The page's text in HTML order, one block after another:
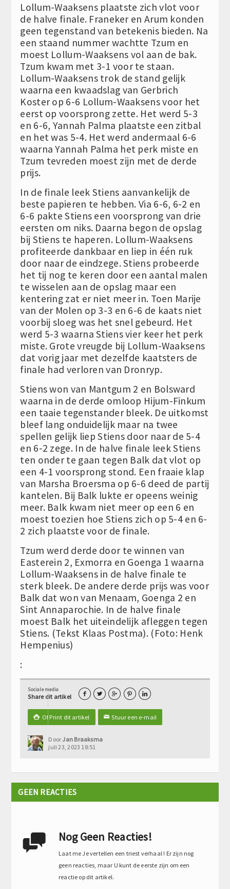
Lollum-Waaksens plaatste zich vlot voor
de halve finale. Franeker en Arum konden
geen tegenstand van betekenis bieden. Na
een staand nummer wachtte Tzum en
moest Lollum-Waaksens vol aan de bak.
Tzum kwam met 3-1 voor te staan.
Lollum-Waaksens trok de stand gelijk
waarna een kwaadslag van Gerbrich
Koster op 6-6 Lollum-Waaksens voor het
eerst op voorsprong zette. Het werd 5-3
en 6-6, Yannah Palma plaatste een zitbal
en het was 5-4. Het werd andermaal 6-6
waarna Yannah Palma het perk miste en
Tzum tevreden moest zijn met de derde
prijs.
In de finale leek Stiens aanvankelijk de
beste papieren te hebben. Via 6-6, 6-2 en
6-6 pakte Stiens een voorsprong van drie
eersten om niks. Daarna begon de opslag
bij Stiens te haperen. Lollum-Waaksens
profiteerde dankbaar en liep in één ruk
door naar de eindzege. Stiens probeerde
het tij nog te keren door een aantal malen
te wisselen aan de opslag maar een
kentering zat er niet meer in. Toen Marije
van der Molen op 3-3 en 6-6 de kaats niet
voorbij sloeg was het snel gebeurd. Het
werd 5-3 waarna Stiens vier keer het perk
miste. Grote vreugde bij Lollum-Waaksens
dat vorig jaar met dezelfde kaatsters de
finale had verloren van Dronryp.
Stiens won van Mantgum 2 en Bolsward
waarna in de derde omloop Hijum-Finkum
een taaie tegenstander bleek. De uitkomst
bleef lang onduidelijk maar na twee
spellen gelijk liep Stiens door naar de 5-4
en 6-2 zege. In de halve finale leek Stiens
ten onder te gaan tegen Balk dat vlot op
een 4-1 voorsprong stond. Een fraaie klap
van Marsha Broersma op 6-6 deed de partij
kantelen. Bij Balk lukte er opeens weinig
meer. Balk kwam niet meer op een 6 en
moest toezien hoe Stiens zich op 5-4 en 6-
2 zich plaatste voor de finale.
Tzum werd derde door te winnen van
Easterein 2, Exmorra en Goenga 1 waarna
Lollum-Waaksens in de halve finale te
sterk bleek. De andere derde prijs was voor
Balk dat won van Menaam, Goenga 2 en
Sint Annaparochie. In de halve finale
moest Balk het uiteindelijk afleggen tegen
Stiens. (Tekst Klaas Postma). (Foto: Henk
Hempenius)
:
Sociale media
Share dit artikel     
 Of Print dit artikel ✉Stuur een e-mail
DoorJan Braaksma
juli 23, 2023 18:51
GEEN REACTIES
 Nog Geen Reacties!
Laat me Je vertellen een triest verhaal ! Er zijn nog
geen reacties, maar U kunt de eerste zijn om een
reactie op dit artikel.